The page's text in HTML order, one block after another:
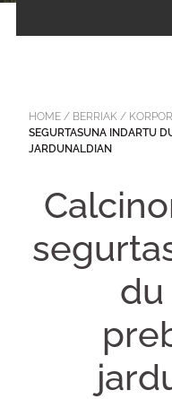
HOME/ BERRIAK/
SEGURTASUNA INDARTU
JARDUNALDIAN